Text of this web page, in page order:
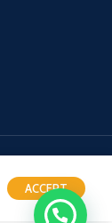
ACCEPT